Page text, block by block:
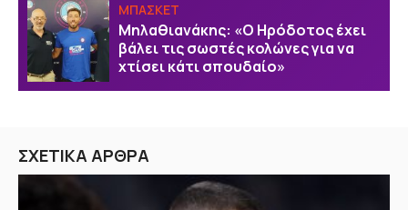
ΜΠΑΣΚΕΤ
Μηλαθιανάκης: «Ο Ηρόδοτος έχει
βάλει τις σωστές κολώνες για να
χτίσει κάτι σπουδαίο»
ΣΧΕΤΙΚΑ ΑΡΘΡΑ